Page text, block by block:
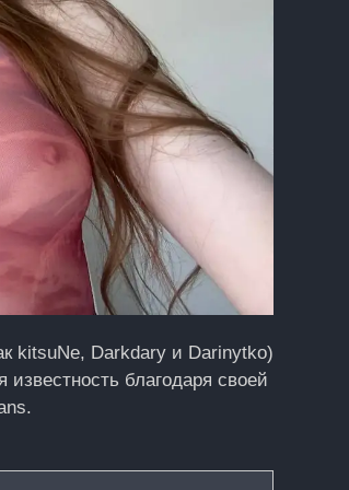
kitsuNe, Darkdary и Darinytko)
благодаря своей